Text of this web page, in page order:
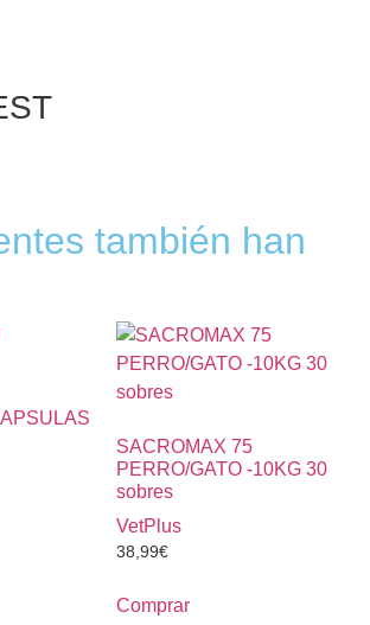
también han
SACROMAX 75
PERRO/GATO -10KG 30
sobres
VetPlus
38,99€
Comprar